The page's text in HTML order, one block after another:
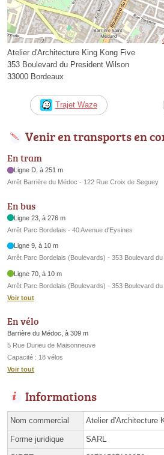
Atelier d'Architecture King Kong Five
353 Boulevard du President Wilson
33000 Bordeaux
Trajet Waze
Venir en transports en
En tram
Ligne D, à 251 m
Arrêt Barrière du Médoc - 122 Rue Croix de Seguey
En bus
Ligne 23, à 276 m
Arrêt Parc Bordelais - 40 Avenue d'Eysines
Ligne 9, à 10 m
Arrêt Parc Bordelais (Boulevards) - 353 Boulevard
Ligne 70, à 10 m
Arrêt Parc Bordelais (Boulevards) - 353 Boulevard
Voir tout
En vélo
Barrière du Médoc, à 309 m
5 Rue Durieu de Maisonneuve
Capacité : 18 vélos
Voir tout
Informations
Nom commercial Atelier d'Architecture
Forme juridique SARL